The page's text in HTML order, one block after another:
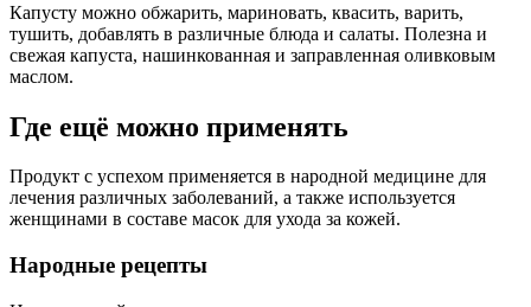
Капусту можно обжарить, мариновать, квасить, варить,
тушить, добавлять в различные блюда и салаты. Полезна и
свежая капуста, нашинкованная и заправленная оливковым
маслом.
Где ещё можно применять
Продукт с успехом применяется в народной медицине для
лечения различных заболеваний, а также используется
женщинами в составе масок для ухода за кожей.
Народные рецепты